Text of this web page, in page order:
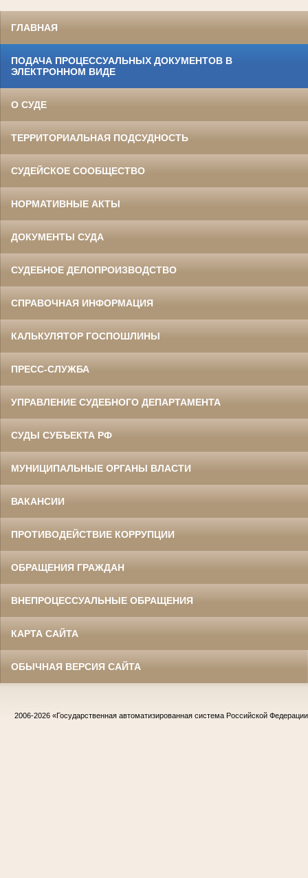
ГЛАВНАЯ
ПОДАЧА ПРОЦЕССУАЛЬНЫХ ДОКУМЕНТОВ В
ЭЛЕКТРОННОМ ВИДЕ
О СУДЕ
ТЕРРИТОРИАЛЬНАЯ ПОДСУДНОСТЬ
СУДЕЙСКОЕ СООБЩЕСТВО
НОРМАТИВНЫЕ АКТЫ
ДОКУМЕНТЫ СУДА
СУДЕБНОЕ ДЕЛОПРОИЗВОДСТВО
СПРАВОЧНАЯ ИНФОРМАЦИЯ
КАЛЬКУЛЯТОР ГОСПОШЛИНЫ
ПРЕСС-СЛУЖБА
УПРАВЛЕНИЕ СУДЕБНОГО ДЕПАРТАМЕНТА
СУДЫ СУБЪЕКТА РФ
МУНИЦИПАЛЬНЫЕ ОРГАНЫ ВЛАСТИ
ВАКАНСИИ
ПРОТИВОДЕЙСТВИЕ КОРРУПЦИИ
ОБРАЩЕНИЯ ГРАЖДАН
ВНЕПРОЦЕССУАЛЬНЫЕ ОБРАЩЕНИЯ
КАРТА САЙТА
ОБЫЧНАЯ ВЕРСИЯ САЙТА
2006-2026 «Государственная автоматизированная система Российской